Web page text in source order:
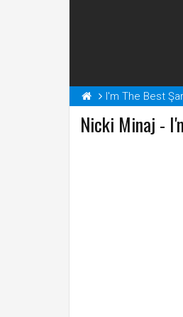
I'm The Best
Nicki Minaj -